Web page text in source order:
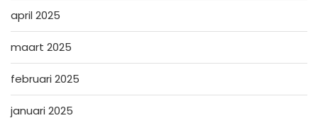
april 2025
maart 2025
februari 2025
januari 2025